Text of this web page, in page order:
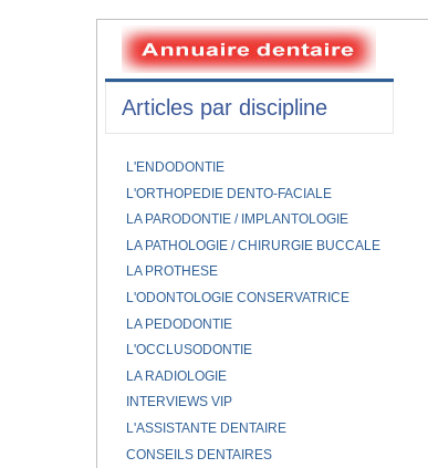
Articles par discipline
L'ENDODONTIE
L'ORTHOPEDIE DENTO-FACIALE
LA PARODONTIE / IMPLANTOLOGIE
LA PATHOLOGIE / CHIRURGIE BUCCALE
LA PROTHESE
L'ODONTOLOGIE CONSERVATRICE
LA PEDODONTIE
L'OCCLUSODONTIE
LA RADIOLOGIE
INTERVIEWS VIP
L'ASSISTANTE DENTAIRE
CONSEILS DENTAIRES